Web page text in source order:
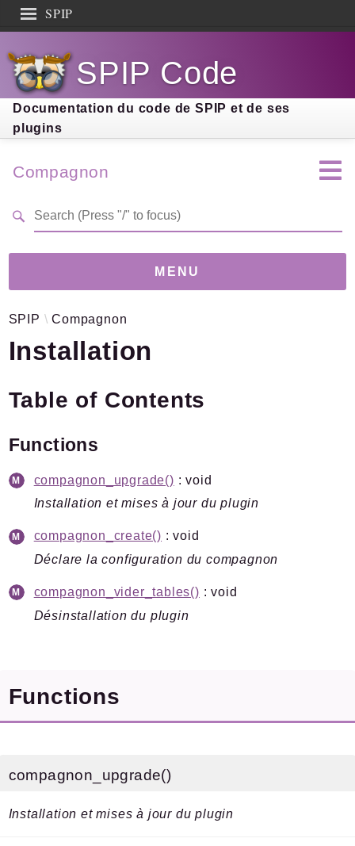
SPIP
Documentation
Contribution
Entraide
Découverte
SPIP Code
Documentation du code de SPIP et de ses
plugins
Compagnon
MENU
Version4.0.0-dev
Links
Forge
SPIP / Compagnon
Fonctions
Installation
Reports
Markers
Indices
SPIP Compagnon
Installation
Table of Contents
Functions
compagnon_upgrade() : void
Installation et mises à jour du plugin
compagnon_create() : void
Déclare la configuration du compagnon
compagnon_vider_tables() : void
Désinstallation du plugin
Functions
compagnon_upgrade()
Installation et mises à jour du plugin
Search results